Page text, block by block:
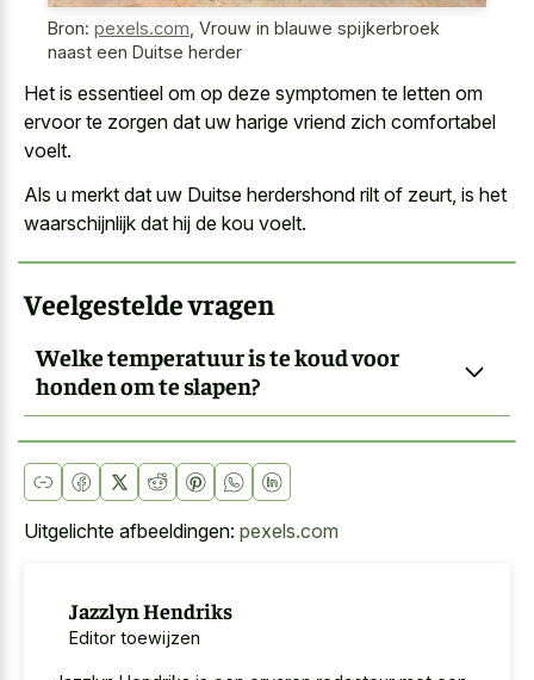
Bron: pexels.com Vrouw in blauwe spijkerbroek
naast een Duitse herder
Het is essentieel om op deze symptomen te letten om
ervoor te zorgen dat uw harige vriend zich comfortabel
voelt.
Als u merkt dat uw Duitse herdershond rilt of zeurt, is het
waarschijnlijk dat hij de kou voelt.
Veelgestelde vragen
Welke temperatuur is te koud voor
honden om te slapen?
Uitgelichte afbeeldingen: pexels.com
Jazzlyn Hendriks
Editor toewijzen